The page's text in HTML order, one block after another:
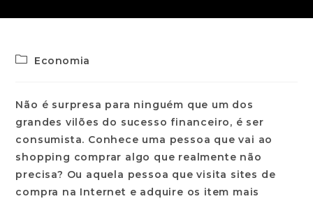
Economia
Não é surpresa para ninguém que um dos
grandes vilões do sucesso financeiro, é ser
consumista. Conhece uma pessoa que vai ao
shopping comprar algo que realmente não
precisa? Ou aquela pessoa que visita sites de
compra na Internet e adquire os item mais